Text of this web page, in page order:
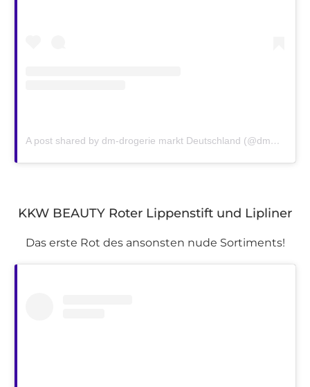
A post shared by dm-drogerie markt Deutschland (@dm_deutschland)
KKW BEAUTY Roter Lippenstift und Lipliner
Das erste Rot des ansonsten nude Sortiments!